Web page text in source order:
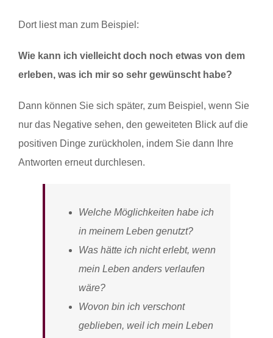
Dort liest man zum Beispiel:
Wie kann ich vielleicht doch noch etwas von dem
erleben, was ich mir so sehr gewünscht habe?
Dann können Sie sich später, zum Beispiel, wenn Sie
nur das Negative sehen, den geweiteten Blick auf die
positiven Dinge zurückholen, indem Sie dann Ihre
Antworten erneut durchlesen.
Welche Möglichkeiten habe ich
in meinem Leben genutzt?
Was hätte ich nicht erlebt, wenn
mein Leben anders verlaufen
wäre?
Wovon bin ich verschont
geblieben, weil ich mein Leben